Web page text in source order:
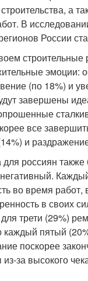
а
В
России
строительные
эмоции:
(по 18%) и
завершены
все
и
россиян
во время работ,
в своих
трети (29%)
каждый пятый
поскорее
за высокого